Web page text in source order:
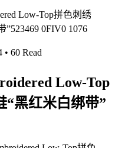
• 60 Read
Low-Top
“黑红米白绑带”